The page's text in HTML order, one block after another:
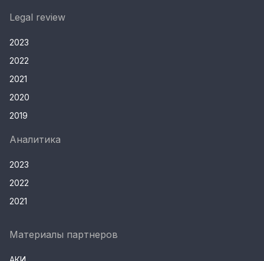
Legal review
2023
2022
2021
2020
2019
Аналитика
2023
2022
2021
Материалы партнеров